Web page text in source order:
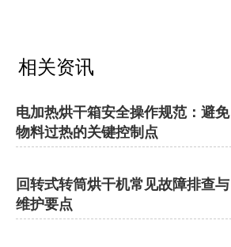
相关资讯
电加热烘干箱安全操作规范：避免
物料过热的关键控制点
回转式转筒烘干机常见故障排查与
维护要点